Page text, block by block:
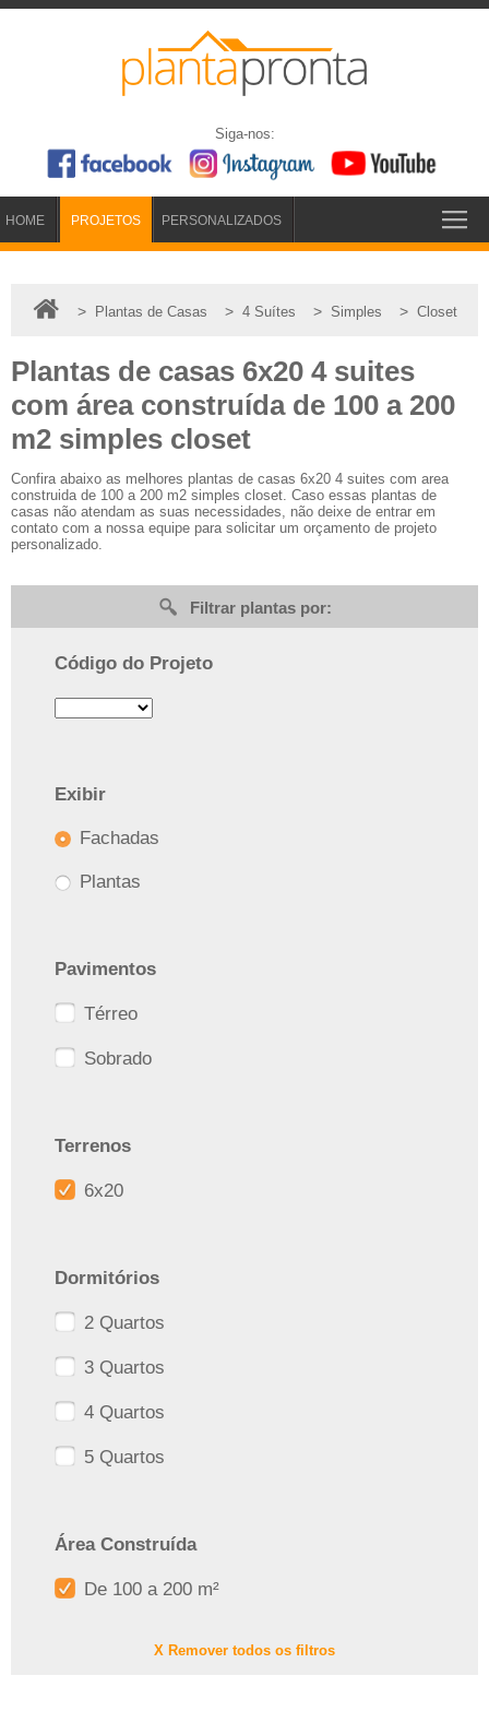
Siga-nos:
HOME PROJETOS PERSONALIZADOS
> Plantas de Casas > 4 Suítes > Simples > Closet
Plantas de casas 6x20 4 suites
com área construída de 100 a 200
m2 simples closet
Confira abaixo as melhores plantas de casas 6x20 4 suites com area
construida de 100 a 200 m2 simples closet. Caso essas plantas de
casas não atendam as suas necessidades, não deixe de entrar em
contato com a nossa equipe para solicitar um orçamento de projeto
personalizado.
Filtrar plantas por:
Código do Projeto
Exibir
Fachadas
Plantas
Pavimentos
Térreo
Sobrado
Terrenos
6x20
Dormitórios
2 Quartos
3 Quartos
4 Quartos
5 Quartos
Área Construída
De 100 a 200 m²
X Remover todos os filtros